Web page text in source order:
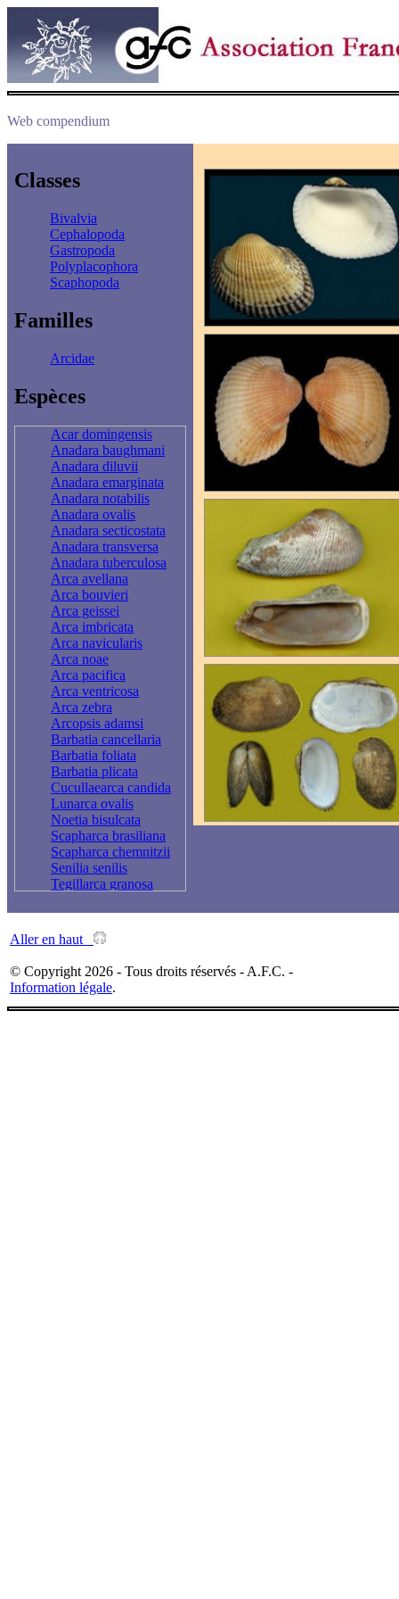
Web compendium
Classes
Bivalvia
Cephalopoda
Gastropoda
Polyplacophora
Scaphopoda
Familles
Arcidae
Espèces
Acar domingensis
Anadara baughmani
Anadara diluvii
Anadara emarginata
Anadara notabilis
Anadara ovalis
Anadara secticostata
Anadara transversa
Anadara tuberculosa
Arca avellana
Arca bouvieri
Arca geissei
Arca imbricata
Arca navicularis
Arca noae
Arca pacifica
Arca ventricosa
Arca zebra
Arcopsis adamsi
Barbatia cancellaria
Barbatia foliata
Barbatia plicata
Cucullaearca candida
Lunarca ovalis
Noetia bisulcata
Scapharca brasiliana
Scapharca chemnitzii
Senilia senilis
Tegillarca granosa
Aller en haut
© Copyright 2026 - Tous droits réservés - A.F.C. -
Information légale.